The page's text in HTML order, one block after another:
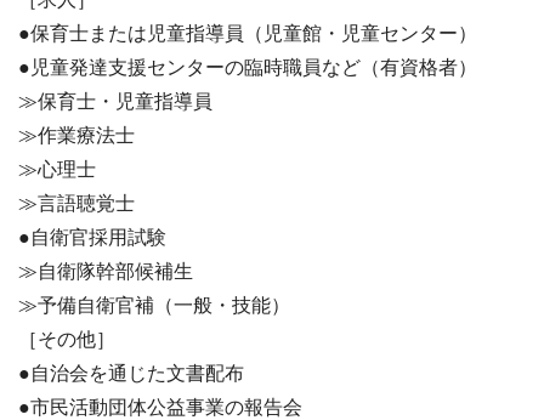
●保育士または児童指導員（児童館・児童センター）
●児童発達支援センターの臨時職員など（有資格者）
≫保育士・児童指導員
≫作業療法士
≫心理士
≫言語聴覚士
●自衛官採用試験
≫自衛隊幹部候補生
≫予備自衛官補（一般・技能）
［その他］
●自治会を通じた文書配布
●市民活動団体公益事業の報告会